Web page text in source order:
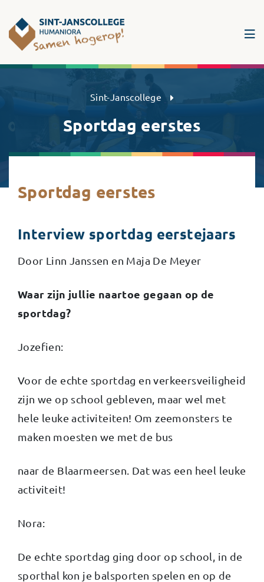
Sint-Janscollege Humaniora
Sint-Janscollege
Sportdag eerstes
Sportdag eerstes
Interview sportdag eerstejaars
Door Linn Janssen en Maja De Meyer
Waar zijn jullie naartoe gegaan op de
sportdag?
Jozefien:
Voor de echte sportdag en verkeersveiligheid
zijn we op school gebleven, maar wel met
hele leuke activiteiten! Om zeemonsters te
maken moesten we met de bus
naar de Blaarmeersen. Dat was een heel leuke
activiteit!
Nora:
De echte sportdag ging door op school, in de
sporthal kon je balsporten spelen en op de